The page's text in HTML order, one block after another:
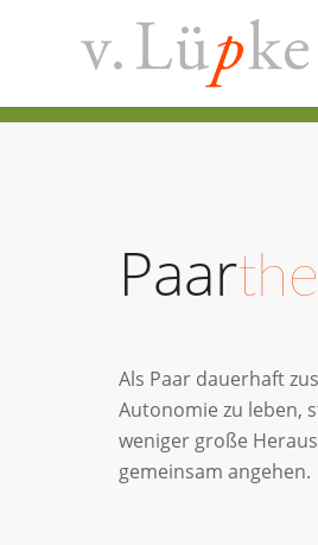
Paar
Als Paar dauerhaft
Autonomie zu leben,
weniger große
gemeinsam angehen.